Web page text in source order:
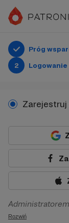
Próg
2
Zarejestruj
sp. z o.o. z
Rozwiń